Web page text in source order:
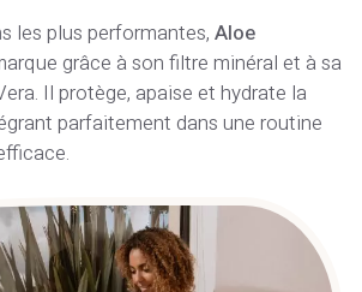
les plus performantes,Aloe
grâce à son filtre minéral et à sa
Il protège, apaise et hydrate la
parfaitement dans une routine